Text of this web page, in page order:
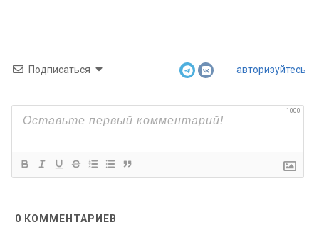
Подписаться авторизуйтесь
1000
0 КОММЕНТАРИЕВ